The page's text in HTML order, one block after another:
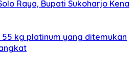
Raya, Bupati Sukoharjo Kena
55 kg platinum yang ditemukan